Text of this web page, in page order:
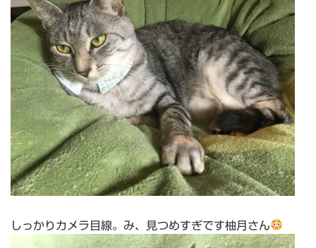
しっかりカメラ目線。み、見つめすぎです柚月さん